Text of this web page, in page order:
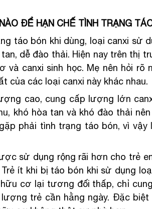
ĐỂ HẠN CHẾ TÌNH TRẠNG
táo bón khi dùng, loại canxi sử
dễ đào thải. Hiện nay trên thị
và canxi sinh học. Mẹ nên hỏi rõ
của các loại canxi này khác nhau.
cao, cung cấp lượng lớn
khó hòa tan và khó đào thải
phải tình trạng táo bón, vì
sử dụng rộng rãi hơn cho trẻ
ít khi bị táo bón khi sử dụng
cơ lại tương đối thấp, chỉ
trẻ cần hằng ngày. Đặc